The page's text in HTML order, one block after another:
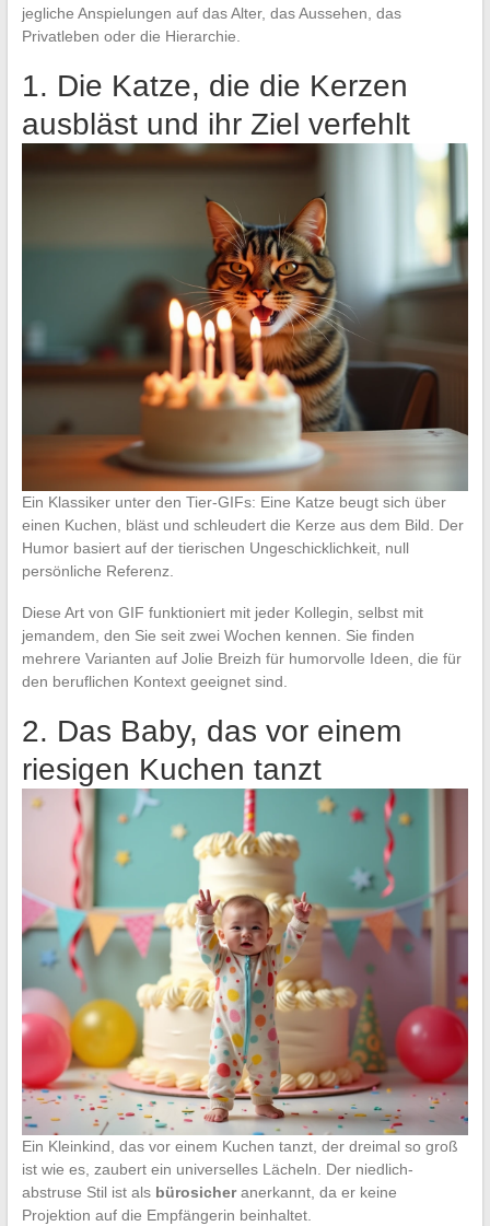
jegliche Anspielungen auf das Alter, das Aussehen, das
Privatleben oder die Hierarchie.
1. Die Katze, die die Kerzen
ausbläst und ihr Ziel verfehlt
Ein Klassiker unter den Tier-GIFs: Eine Katze beugt sich über
einen Kuchen, bläst und schleudert die Kerze aus dem Bild. Der
Humor basiert auf der tierischen Ungeschicklichkeit, null
persönliche Referenz.
Diese Art von GIF funktioniert mit jeder Kollegin, selbst mit
jemandem, den Sie seit zwei Wochen kennen. Sie finden
mehrere Varianten auf Jolie Breizh für humorvolle Ideen, die für
den beruflichen Kontext geeignet sind.
2. Das Baby, das vor einem
riesigen Kuchen tanzt
Ein Kleinkind, das vor einem Kuchen tanzt, der dreimal so groß
ist wie es, zaubert ein universelles Lächeln. Der niedlich-
abstruse Stil ist als bürosicheranerkannt, da er keine
Projektion auf die Empfängerin beinhaltet.